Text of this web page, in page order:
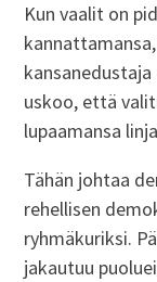
Kun vaalit on
kansanedustaja
uskoo, että
lupaamansa
Tähän johtaa
rehellisen
ryhmäkuriksi.
jakautuu